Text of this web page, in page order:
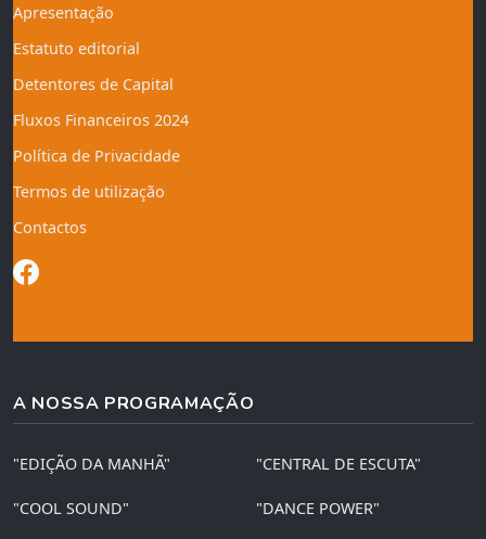
Apresentação
Estatuto editorial
Detentores de Capital
Fluxos Financeiros 2024
Política de Privacidade
Termos de utilização
Contactos
A NOSSA PROGRAMAÇÃO
"EDIÇÃO DA MANHÃ" "CENTRAL DE ESCUTA"
"COOL SOUND" "DANCE POWER"